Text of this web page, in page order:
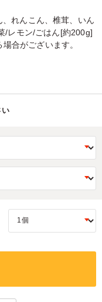
れんこん、椎茸、いん
/レモン/ごはん[約200g]
合がございます。
い